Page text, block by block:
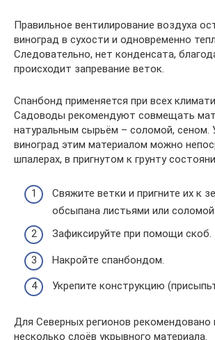
Правильное вентилирование воздуха
виноград в сухости и одновременно
Следовательно, нет конденсата,
происходит запревание веток.
Спанбонд применяется при всех
Садоводы рекомендуют совмещать
натуральным сырьём – соломой, сеном.
виноград этим материалом можно
шпалерах, в пригнутом к грунту
Свяжите ветки и пригните их к
обсыпана листьями или соломой.
Зафиксируйте при помощи скоб.
Накройте спанбондом.
Укрепите конструкцию
Для Северных регионов рекомендовано
несколько слоёв укрывного материала.